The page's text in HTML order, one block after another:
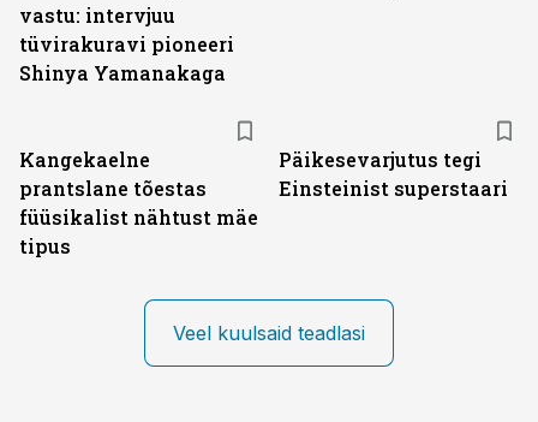
vastu: intervjuu
tüvirakuravi pioneeri
Shinya Yamanakaga
Kangekaelne
prantslane tõestas
füüsikalist nähtust mäe
tipus
Päikesevarjutus tegi
Einsteinist superstaari
Veel kuulsaid teadlasi